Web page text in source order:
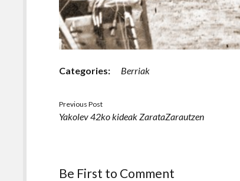
Categories: Berriak
Previous Post
Yakolev 42ko kideak ZarataZarautzen
Be First to Comment